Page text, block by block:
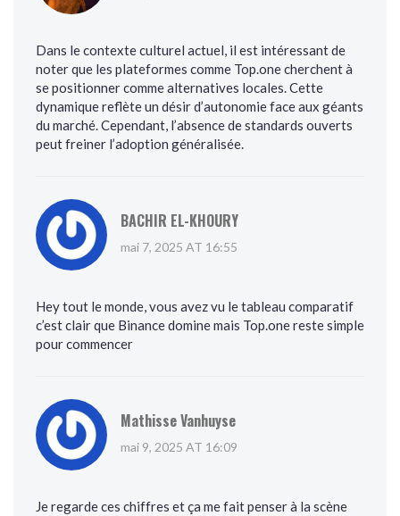
Dans le contexte culturel actuel, il est intéressant de
noter que les plateformes comme Top.one cherchent à
se positionner comme alternatives locales. Cette
dynamique reflète un désir d’autonomie face aux géants
du marché. Cependant, l’absence de standards ouverts
peut freiner l’adoption généralisée.
BACHIR EL-KHOURY
mai 7, 2025 AT 16:55
Hey tout le monde, vous avez vu le tableau comparatif
c’est clair que Binance domine mais Top.one reste simple
pour commencer
Mathisse Vanhuyse
mai 9, 2025 AT 16:09
Je regarde ces chiffres et ça me fait penser à la scène